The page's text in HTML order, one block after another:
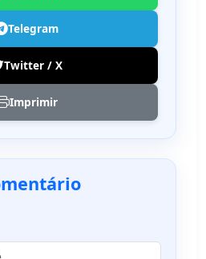
Telegram
Twitter / X
Imprimir